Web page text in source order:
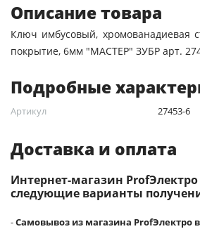
Описание товара
Ключ имбусовый, хромованадиевая
покрытие, 6мм "МАСТЕР" ЗУБР арт.
Подробные
Артикул 27453-6
Доставка и оплата
Интернет-магазин ProfЭлектро
следующие варианты
-Самовывоз из магазина ProfЭлектро